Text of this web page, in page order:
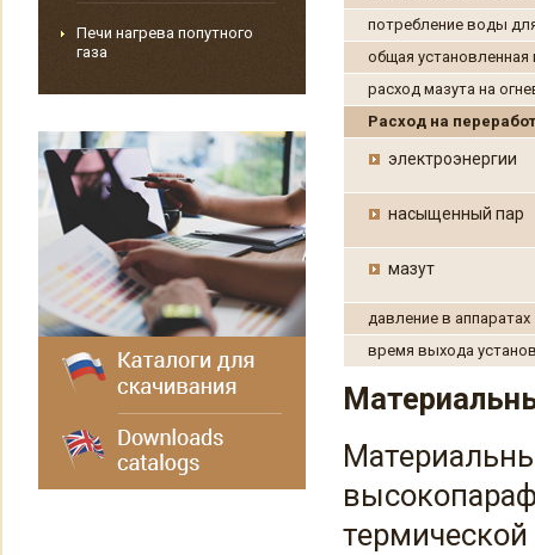
Печи нагрева попутного
газа
потребление воды
общая
расход мазута на
Расход на
электроэнергии
насыщенный пар
мазут
давление в аппаратах
время выхода